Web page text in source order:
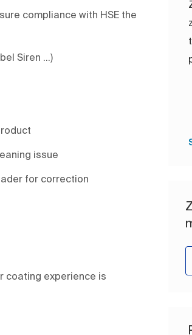
compliance with HSE the
Siren ...)
issue
for correction
coating experience is